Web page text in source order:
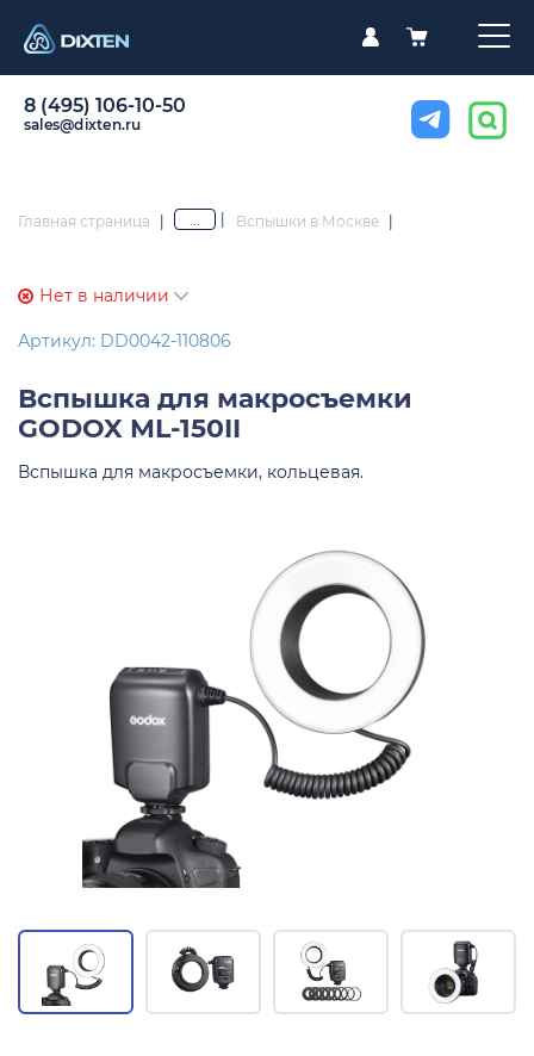
8 (495) 106-10-50
sales@dixten.ru
Главная страница | ... Вспышки в Москве |
Нет в наличии
Артикул: DD0042-110806
Вспышка для макросъемки
GODOX ML-150II
Вспышка для макросъемки, кольцевая.